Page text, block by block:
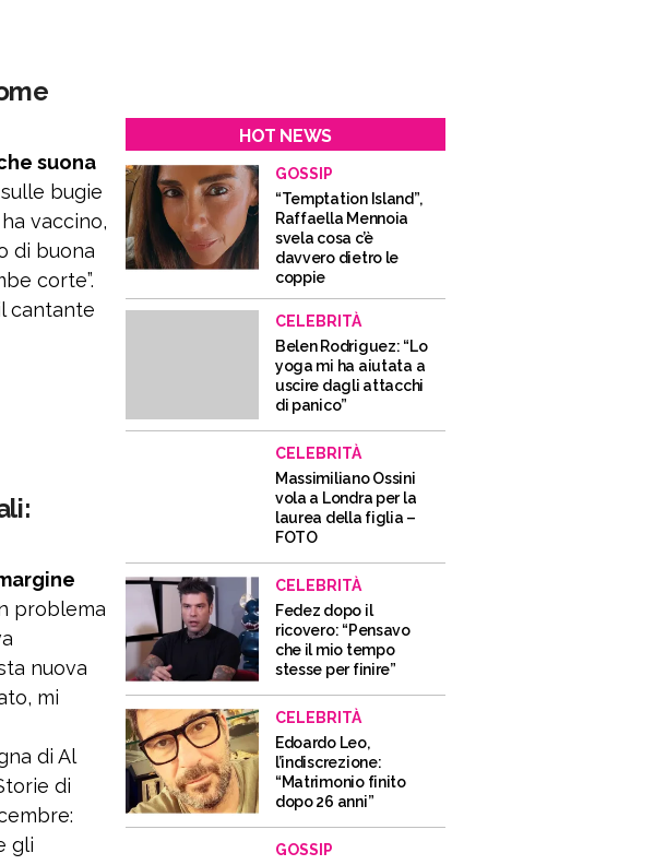
suona
bugie
vaccino,
di buona
corte”.
cantante
problema
nuova
mi
di Al
di
gli
HOT NEWS
GOSSIP
“Temptation Island”,
Raffaella Mennoia
svela cosa c’è
davvero dietro le
coppie
CELEBRITÀ
Belen Rodriguez: “Lo
yoga mi ha aiutata a
uscire dagli attacchi
di panico”
CELEBRITÀ
Massimiliano Ossini
vola a Londra per la
laurea della figlia –
FOTO
CELEBRITÀ
Fedez dopo il
ricovero: “Pensavo
che il mio tempo
stesse per finire”
CELEBRITÀ
Edoardo Leo,
l’indiscrezione:
“Matrimonio finito
dopo 26 anni”
GOSSIP